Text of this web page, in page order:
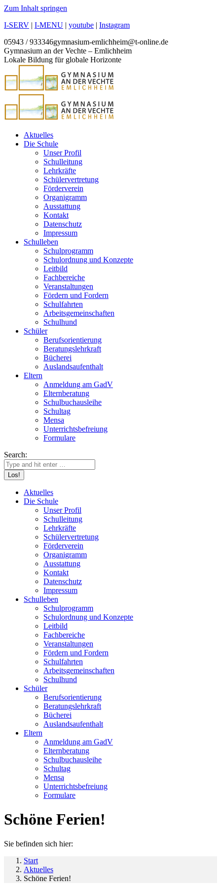
Zum Inhalt springen
I-SERV | I-MENU | youtube | Instagram
05943 / 933346gymnasium-emlichheim@t-online.de
Gymnasium an der Vechte – Emlichheim
Lokale Bildung für globale Horizonte
Aktuelles
Die Schule
Unser Profil
Schulleitung
Lehrkräfte
Schülervertretung
Förderverein
Organigramm
Ausstattung
Kontakt
Datenschutz
Impressum
Schulleben
Schulprogramm
Schulordnung und Konzepte
Leitbild
Fachbereiche
Veranstaltungen
Fördern und Fordern
Schulfahrten
Arbeitsgemeinschaften
Schulhund
Schüler
Berufsorientierung
Beratungslehrkraft
Bücherei
Auslandsaufenthalt
Eltern
Anmeldung am GadV
Elternberatung
Schulbuchausleihe
Schultag
Mensa
Unterrichtsbefreiung
Formulare
Search:
Aktuelles
Die Schule
Unser Profil
Schulleitung
Lehrkräfte
Schülervertretung
Förderverein
Organigramm
Ausstattung
Kontakt
Datenschutz
Impressum
Schulleben
Schulprogramm
Schulordnung und Konzepte
Leitbild
Fachbereiche
Veranstaltungen
Fördern und Fordern
Schulfahrten
Arbeitsgemeinschaften
Schulhund
Schüler
Berufsorientierung
Beratungslehrkraft
Bücherei
Auslandsaufenthalt
Eltern
Anmeldung am GadV
Elternberatung
Schulbuchausleihe
Schultag
Mensa
Unterrichtsbefreiung
Formulare
Schöne Ferien!
Sie befinden sich hier:
Start
Aktuelles
Schöne Ferien!